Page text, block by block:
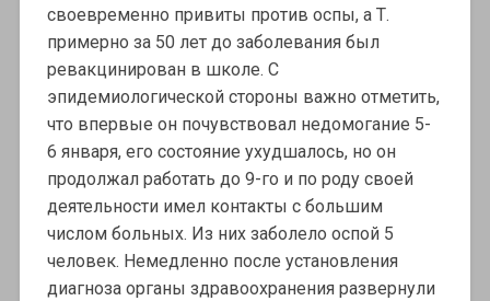
своевременно привиты против оспы, а Т.
примерно за 50 лет до заболевания был
ревакцинирован в школе. С
эпидемиологической стороны важно отметить,
что впервые он почувствовал недомогание 5-
6 января, его состояние ухудшалось, но он
продолжал работать до 9-го и по роду своей
деятельности имел контакты с большим
числом больных. Из них заболело оспой 5
человек. Немедленно после установления
диагноза органы здравоохранения развернули